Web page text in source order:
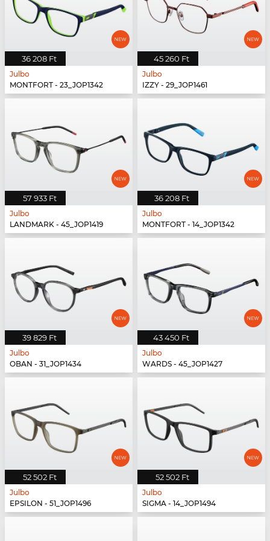
36 208 Ft
Julbo
MONTFORT - 23_JOP1342
45 260 Ft
Julbo
IZZY - 29_JOP1461
57 933 Ft
Julbo
LANDMARK - 45_JOP1419
36 208 Ft
Julbo
MONTFORT - 14_JOP1342
39 829 Ft
Julbo
OBAN - 31_JOP1434
43 450 Ft
Julbo
WARDS - 45_JOP1427
52 502 Ft
Julbo
EPSILON - 51_JOP1496
52 502 Ft
Julbo
SIGMA - 14_JOP1494